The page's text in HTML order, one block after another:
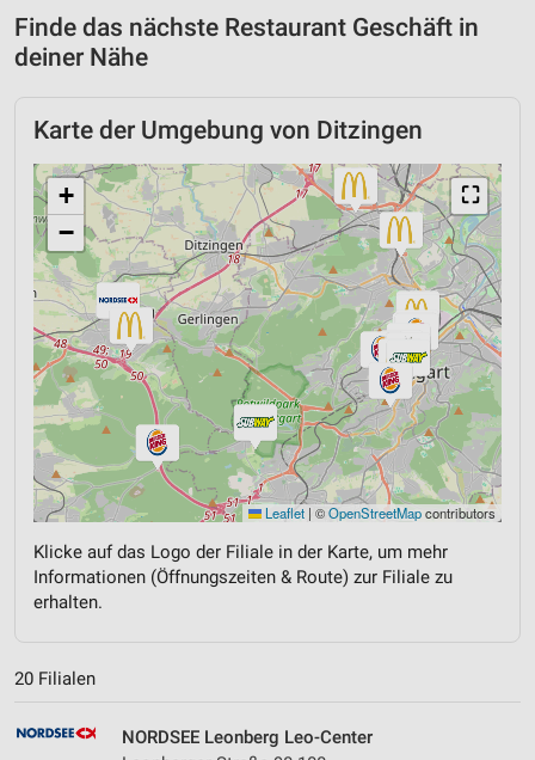
Finde das nächste Restaurant Geschäft in
deiner Nähe
Karte der Umgebung von Ditzingen
⛶
+
−
Leaflet | ©OpenStreetMapcontributors
Klicke auf das Logo der Filiale in der Karte, um mehr
Informationen (Öffnungszeiten & Route) zur Filiale zu
erhalten.
20 Filialen
NORDSEE Leonberg Leo-Center